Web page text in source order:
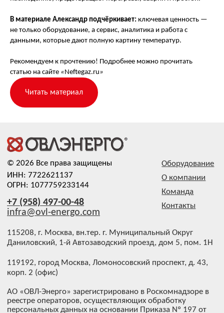
В материале Александр подчёркивает: ключевая ценность —
не только оборудование, а сервис, аналитика и работа с
данными, которые дают полную картину температур.
Рекомендуем к прочтению! Подробнее можно прочитать
статью на сайте «Neftegaz.ru»
Читать материал
ИНН: 7722621137
ОГРН: 1077759233144
Команда
Контакты
рассылку
Согласие посетителей сайта на обработку
персональных данных
Политика об обработке и защите персональных данных
АО «ОВЛ-Энерго» зарегистрировано в Роскомнадзоре в
письменного согласия, в соответствии со ст. 152.1
Гражданского кодекса РФ и Федеральным законом №
Передача, использование изображений третьими лицами
в рекламных и/или коммерческих целях без отдельного
согласия сотрудника не допускается
+7 (958) 497-00-48
115208, г. Москва, вн.тер. г. Муниципальный Округ
Даниловский, 1-й Автозаводский проезд, дом 5, пом. 1Н
119192, город Москва, Ломоносовский проспект, д. 43,
корп. 2 (офис)